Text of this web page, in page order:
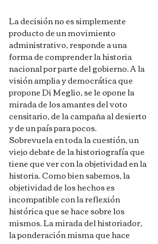
La decisión no es simplemente
producto de un movimiento
administrativo, responde a una
forma de comprender la historia
nacional por parte del gobierno. A la
visión amplia y democrática que
propone Di Meglio, se le opone la
mirada de los amantes del voto
censitario, de la campaña al desierto
y de un país para pocos.
Sobrevuela en toda la cuestión, un
viejo debate de la historiografía que
tiene que ver con la objetividad en la
historia. Como bien sabemos, la
objetividad de los hechos es
incompatible con la reflexión
histórica que se hace sobre los
mismos. La mirada del historiador,
la ponderación misma que hace